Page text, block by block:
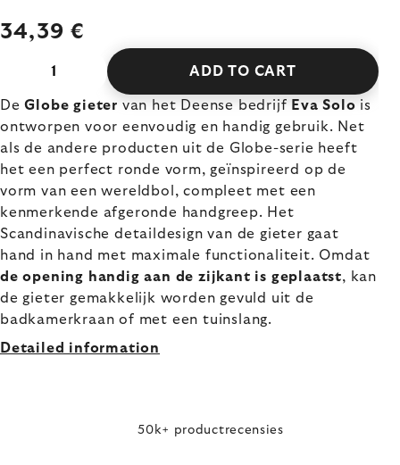
34,39 €
ADD TO CART
DeGlobe gieter van het Deense bedrijf Eva Solo is
ontworpen voor eenvoudig en handig gebruik. Net
als de andere producten uit de Globe-serie heeft
het een perfect ronde vorm, geïnspireerd op de
vorm van een wereldbol, compleet met een
kenmerkende afgeronde handgreep. Het
Scandinavische detaildesign van de gieter gaat
hand in hand met maximale functionaliteit. Omdat
de opening handig aan de zijkant is geplaatst, kan
de gieter gemakkelijk worden gevuld uit de
badkamerkraan of met een tuinslang.
Detailed information
50k+ productrecensies